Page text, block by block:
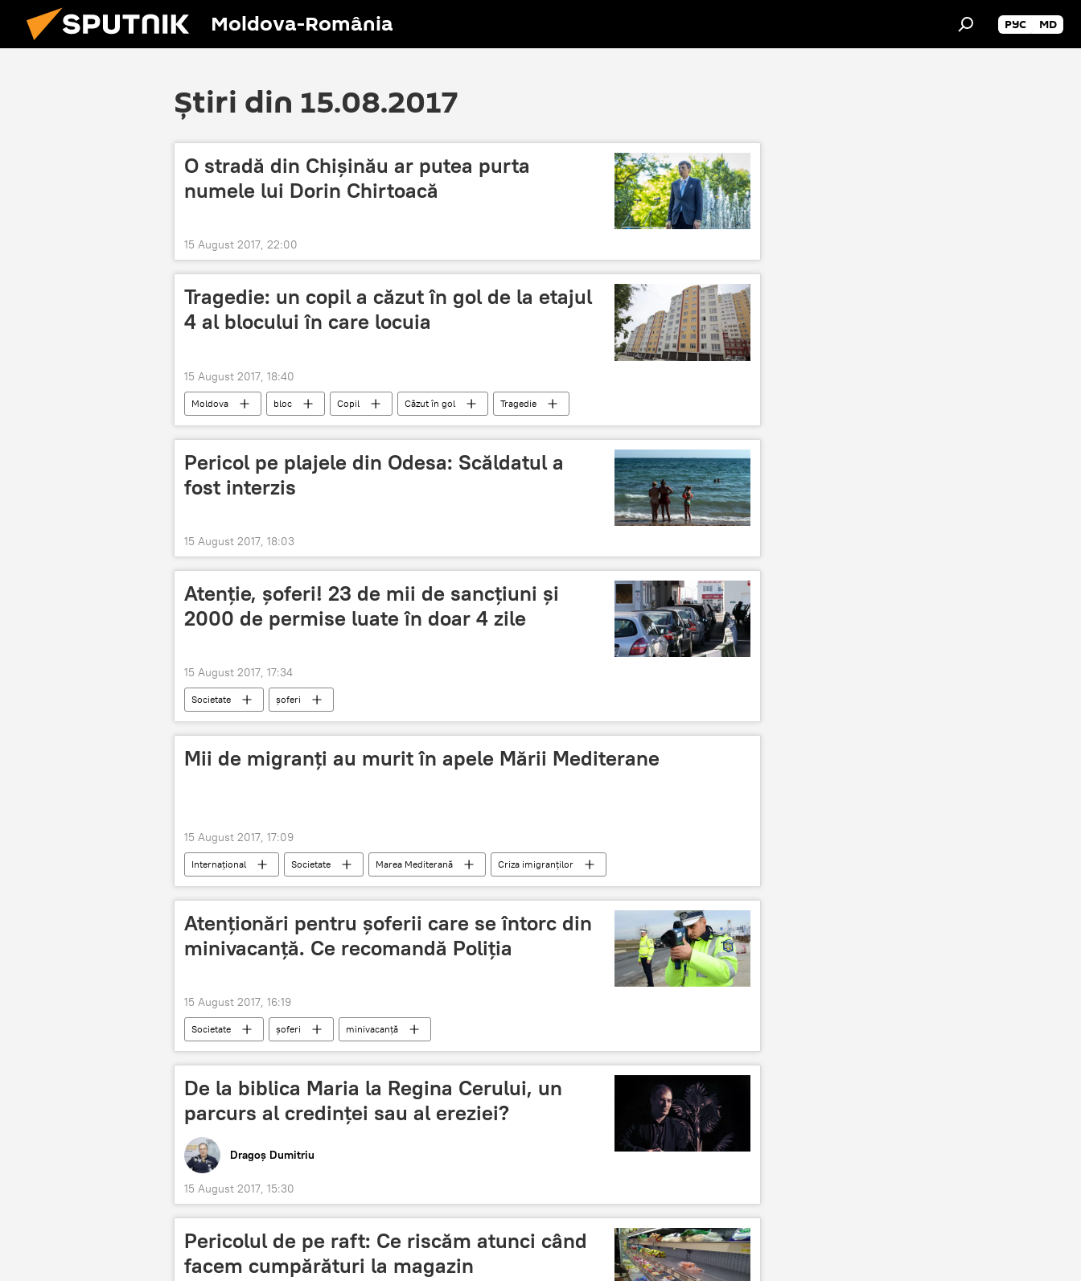
Moldova-România РУС MD
Știri din 15.08.2017
O stradă din Chișinău ar putea purta
numele lui Dorin Chirtoacă
15 August 2017, 22:00
Tragedie: un copil a căzut în gol de la etajul
4 al blocului în care locuia
15 August 2017, 18:40
Moldova bloc Copil Căzut în gol Tragedie
Pericol pe plajele din Odesa: Scăldatul a
fost interzis
15 August 2017, 18:03
Atenţie, şoferi! 23 de mii de sancţiuni şi
2000 de permise luate în doar 4 zile
15 August 2017, 17:34
Societate șoferi
Mii de migranți au murit în apele Mării Mediterane
15 August 2017, 17:09
Internaţional Societate Marea Mediterană Criza imigranților
Atenţionări pentru şoferii care se întorc din
minivacanţă. Ce recomandă Poliţia
15 August 2017, 16:19
Societate șoferi minivacanță
De la biblica Maria la Regina Cerului, un
parcurs al credinței sau al ereziei?
Dragoș Dumitriu
15 August 2017, 15:30
Pericolul de pe raft: Ce riscăm atunci când
facem cumpărături la magazin